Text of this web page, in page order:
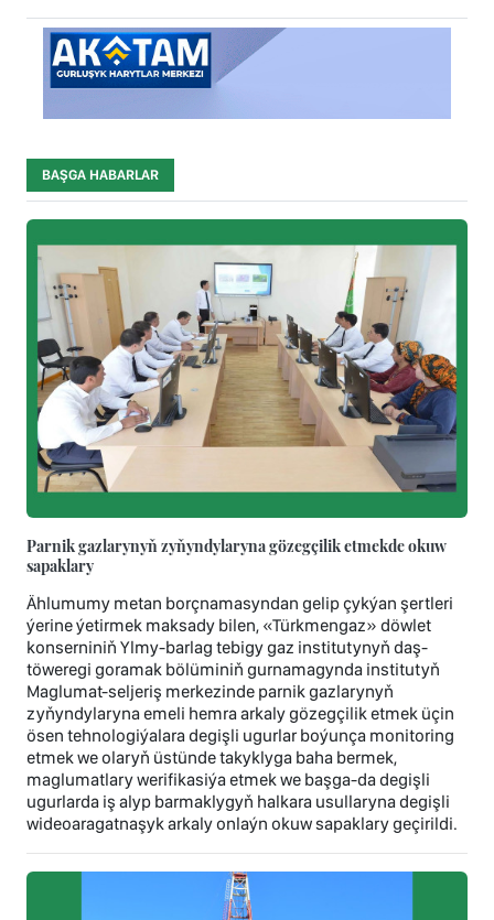
BAŞGA HABARLAR
Parnik gazlarynyň zyňyndylaryna gözegçilik etmekde okuw
sapaklary
Ählumumy metan borçnamasyndan gelip çykýan şertleri
ýerine ýetirmek maksady bilen, «Türkmengaz» döwlet
konserniniň Ylmy-barlag tebigy gaz institutynyň daş-
töweregi goramak bölüminiň gurnamagynda institutyň
Maglumat-seljeriş merkezinde parnik gazlarynyň
zyňyndylaryna emeli hemra arkaly gözegçilik etmek üçin
ösen tehnologiýalara degişli ugurlar boýunça monitoring
etmek we olaryň üstünde takyklyga baha bermek,
maglumatlary werifikasiýa etmek we başga-da degişli
ugurlarda iş alyp barmaklygyň halkara usullaryna degişli
wideoaragatnaşyk arkaly onlaýn okuw sapaklary geçirildi.